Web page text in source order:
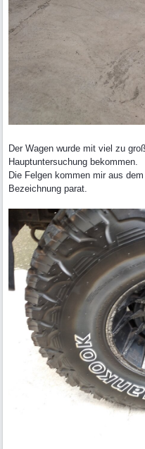
Der Wagen wurde mit viel zu
Hauptuntersuchung bekommen.
Die Felgen kommen mir aus
Bezeichnung parat.